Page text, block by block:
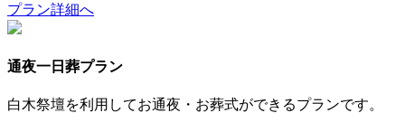
プラン詳細へ
通夜一日葬プラン
白木祭壇を利用してお通夜・お葬式ができるプランです。